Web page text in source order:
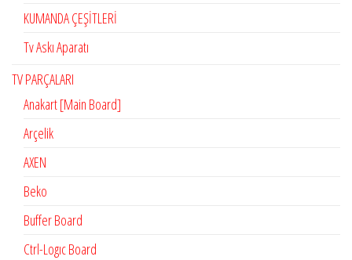
KUMANDA ÇEŞİTLERİ
Tv Askı Aparatı
TV PARÇALARI
Anakart [Main Board]
Arçelik
AXEN
Beko
Buffer Board
Ctrl-Logıc Board